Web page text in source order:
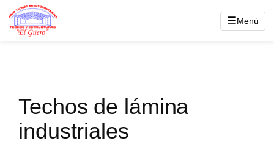
Saltar
☰Menú
Techos de lámina
industriales